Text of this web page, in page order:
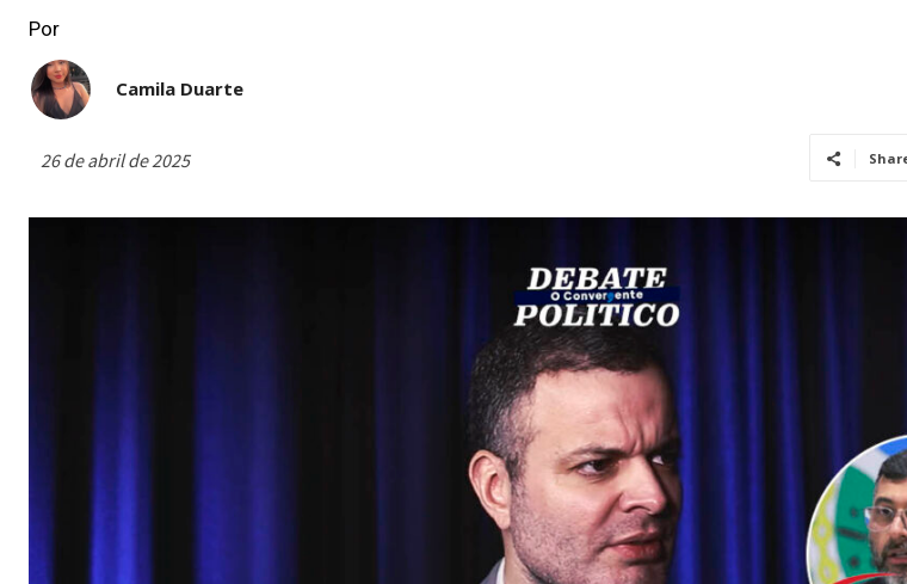
Por
Camila Duarte
26 de abril de 2025